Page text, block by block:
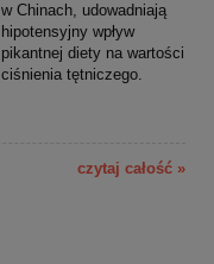
w Chinach, udowadniają
hipotensyjny wpływ
pikantnej diety na wartości
ciśnienia tętniczego.
czytaj całość »